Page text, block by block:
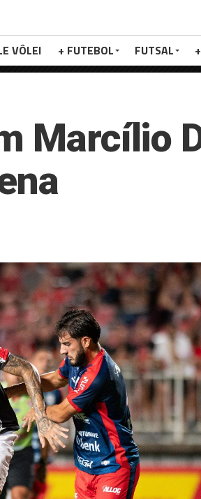
VÔLEI + FUTEBOL FUTSAL
Marcílio